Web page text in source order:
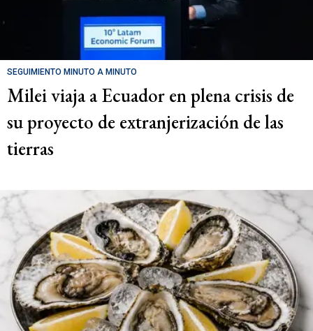
SEGUIMIENTO MINUTO A MINUTO
Milei viaja a Ecuador en plena crisis de
su proyecto de extranjerización de las
tierras